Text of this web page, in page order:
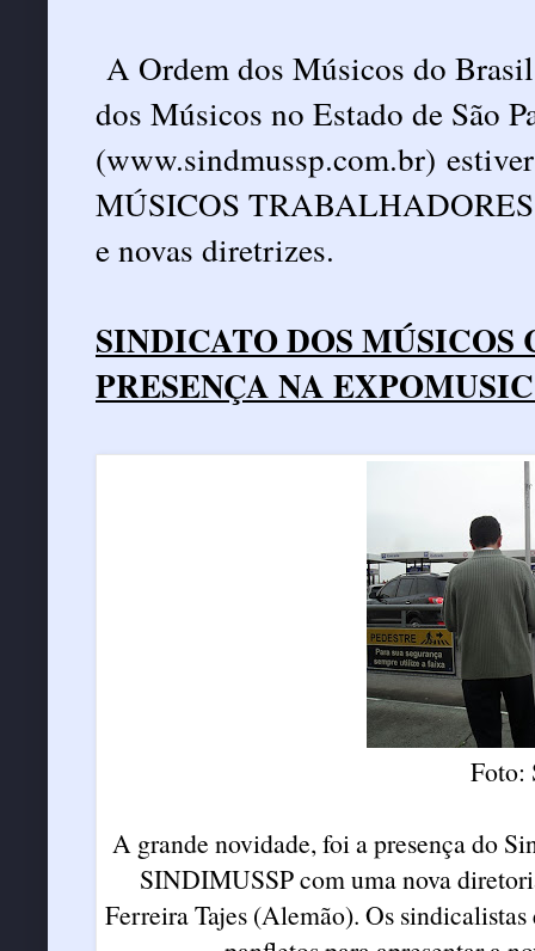
A Ordem dos Músicos do
dos Músicos no Estado de São
(www.sindmussp.com.br)
MÚSICOS TRABALHADORES
e novas diretrizes.
SINDICATO DOS
PRESENÇA NA
Foto:
A grande novidade, foi a presença do
SINDIMUSSP com uma nova
Ferreira Tajes (Alemão). Os